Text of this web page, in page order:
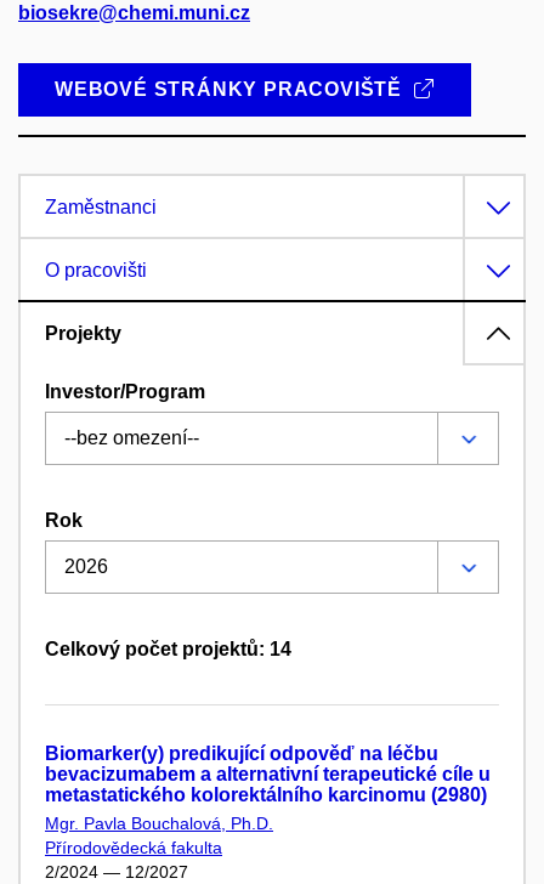
biosekre@chemi.muni.cz
WEBOVÉ STRÁNKY PRACOVIŠTĚ
Zaměstnanci
O pracovišti
Projekty
Investor/Program
Rok
Celkový počet projektů: 14
Biomarker(y) predikující odpověď na léčbu
bevacizumabem a alternativní terapeutické cíle u
metastatického kolorektálního karcinomu (2980)
Mgr. Pavla Bouchalová, Ph.D.
Přírodovědecká fakulta
2/2024 — 12/2027